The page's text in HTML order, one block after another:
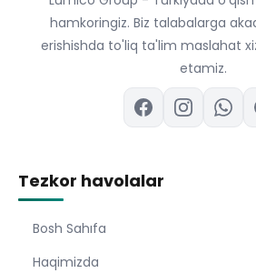
hamkoringiz. Biz talabalarga
erishishda to'liq ta'lim maslahat
etamiz.
Tezkor havolalar
Bosh Sahıfa
Haqimizda